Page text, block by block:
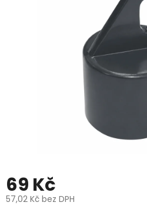
69 Kč
57,02 Kč bez DPH